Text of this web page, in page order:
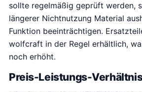
sollte regelmäßig geprüft werden,
längerer Nichtnutzung Material
Funktion beeinträchtigen.
wolfcraft in der Regel erhältlich,
noch erhöht.
Preis-Leistungs-